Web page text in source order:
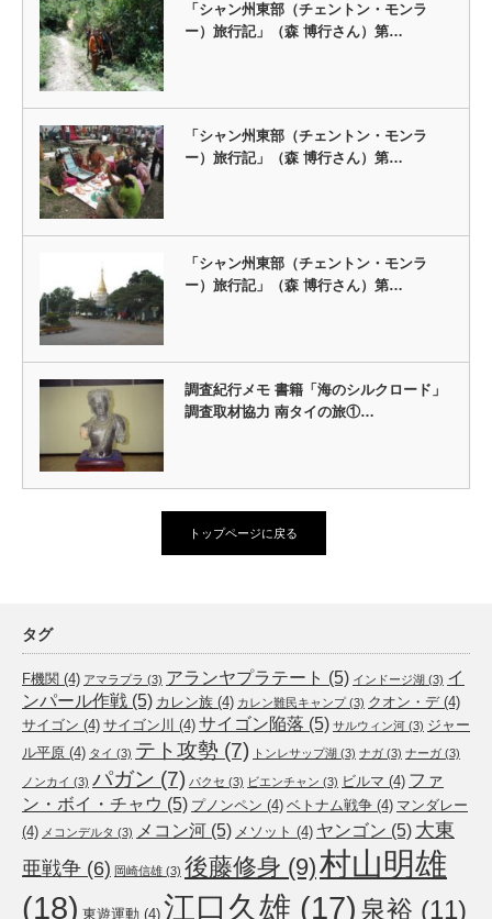
「シャン州東部（チェントン・モンラ
ー）旅行記」（森 博行さん）第…
「シャン州東部（チェントン・モンラ
ー）旅行記」（森 博行さん）第…
「シャン州東部（チェントン・モンラ
ー）旅行記」（森 博行さん）第…
調査紀行メモ 書籍「海のシルクロード」
調査取材協力 南タイの旅①…
トップページに戻る
タグ
F機関 (4) アマラプラ (3) アランヤプラテート (5) インドージ湖 (3) イ
ンパール作戦 (5) カレン族 (4) カレン難民キャンプ(3) クオン・デ(4)
サイゴン (4) サイゴン川 (4) サイゴン陥落 (5) サルウィン河 (3) ジャー
ル平原 (4) タイ (3) テト攻勢 (7) トンレサップ湖 (3) ナガ (3) ナーガ (3)
ノンカイ (3) パガン (7) パクセ (3) ビエンチャン (3) ビルマ (4) ファ
ン・ボイ・チャウ (5) プノンペン (4) ベトナム戦争 (4) マンダレー
(4) メコンデルタ (3) メコン河 (5) メソット (4) ヤンゴン (5) 大東
亜戦争 (6) 岡崎信雄 (3) 後藤修身 (9)村山明雄
(18) 東遊運動 (4) 江口久雄 (17) 泉裕 (11)